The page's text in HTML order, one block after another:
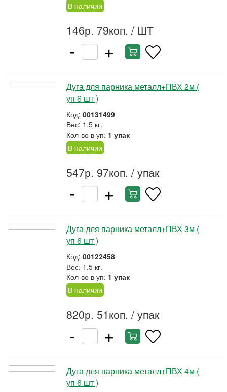
В наличии
146р. 79коп. / ШТ
- +
Дуга для парника металл+ПВХ 2м (
уп 6 шт )
Код: 00131499
Вес: 1.5 кг.
Кол-во в уп: 1 упак
В наличии
547р. 97коп. / упак
- +
Дуга для парника металл+ПВХ 3м (
уп 6 шт )
Код: 00122458
Вес: 1.5 кг.
Кол-во в уп: 1 упак
В наличии
820р. 51коп. / упак
- +
Дуга для парника металл+ПВХ 4м (
уп 6 шт )